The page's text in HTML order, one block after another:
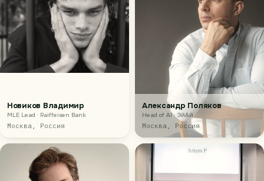
Новиков Владимир
MLE Lead · Raiffeisen Bank
Москва, Россия
Александр Поляков
Head of AI · ЭйАй
Москва, Россия